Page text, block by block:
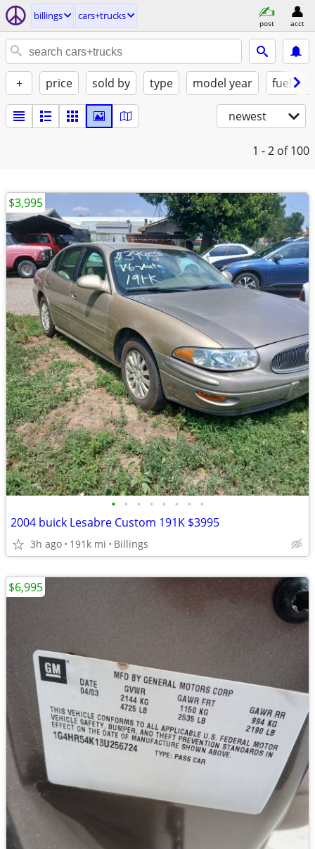
billings cars+trucks
post acct
+ price sold by type model year fuel
newest
1 - 2 of 100
• • • • • • • •
2004 buick Lesabre Custom 191K $3995
3h ago 191k mi Billings
$3,995
$6,995